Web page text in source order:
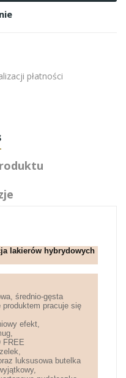
płatności
lakierów hybrydowych
średnio-gęsta
pracuje się
efekt,
FREE
luksusowa butelka